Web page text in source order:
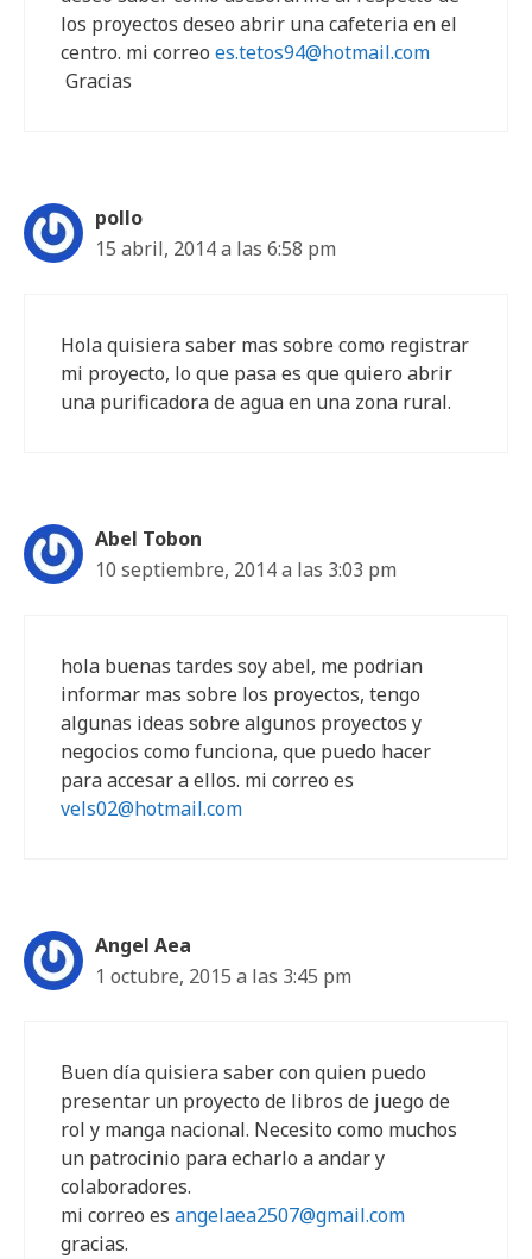
los proyectos deseo abrir una cafeteria en el
centro. mi correo es.tetos94@hotmail.com
Gracias
pollo
15 abril, 2014 a las 6:58 pm
Hola quisiera saber mas sobre como registrar
mi proyecto, lo que pasa es que quiero abrir
una purificadora de agua en una zona rural.
Abel Tobon
10 septiembre, 2014 a las 3:03 pm
hola buenas tardes soy abel, me podrian
informar mas sobre los proyectos, tengo
algunas ideas sobre algunos proyectos y
negocios como funciona, que puedo hacer
para accesar a ellos. mi correo es
vels02@hotmail.com
Angel Aea
1 octubre, 2015 a las 3:45 pm
Buen día quisiera saber con quien puedo
presentar un proyecto de libros de juego de
rol y manga nacional. Necesito como muchos
un patrocinio para echarlo a andar y
colaboradores.
mi correo es angelaea2507@gmail.com
gracias.